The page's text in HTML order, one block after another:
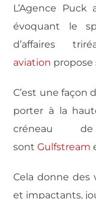
L’Agence
évoquant le
d’affaires
aviation propose
C’est une façon
porter à la
créneau de
sontGulfstream
Cela donne des
et impactants,